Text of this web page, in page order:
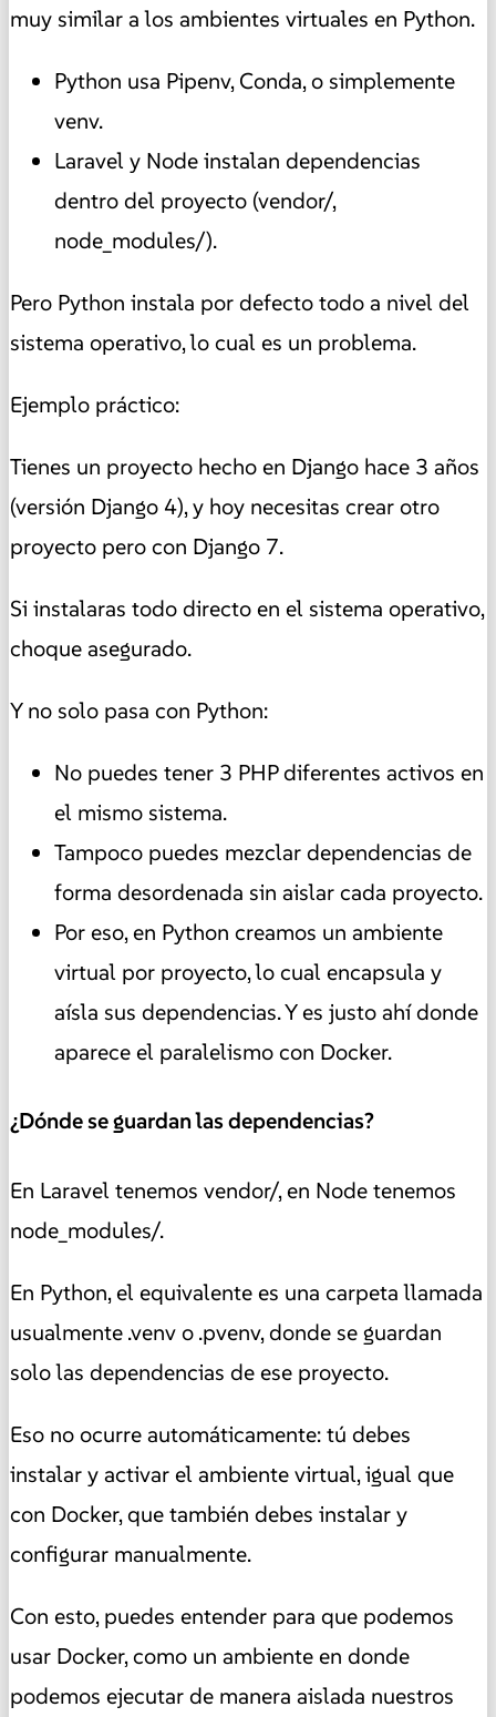
muy similar a los ambientes virtuales en Python.
Python usa Pipenv, Conda, o simplemente
venv.
Laravel y Node instalan dependencias
dentro del proyecto (vendor/,
node_modules/).
Pero Python instala por defecto todo a nivel del
sistema operativo, lo cual es un problema.
Ejemplo práctico:
Tienes un proyecto hecho en Django hace 3 años
(versión Django 4), y hoy necesitas crear otro
proyecto pero con Django 7.
Si instalaras todo directo en el sistema operativo,
choque asegurado.
Y no solo pasa con Python:
No puedes tener 3 PHP diferentes activos en
el mismo sistema.
Tampoco puedes mezclar dependencias de
forma desordenada sin aislar cada proyecto.
Por eso, en Python creamos un ambiente
virtual por proyecto, lo cual encapsula y
aísla sus dependencias. Y es justo ahí donde
aparece el paralelismo con Docker.
¿Dónde se guardan las dependencias?
En Laravel tenemos vendor/, en Node tenemos
node_modules/.
En Python, el equivalente es una carpeta llamada
usualmente .venv o .pvenv, donde se guardan
solo las dependencias de ese proyecto.
Eso no ocurre automáticamente: tú debes
instalar y activar el ambiente virtual, igual que
con Docker, que también debes instalar y
configurar manualmente.
Con esto, puedes entender para que podemos
usar Docker, como un ambiente en donde
podemos ejecutar de manera aislada nuestros